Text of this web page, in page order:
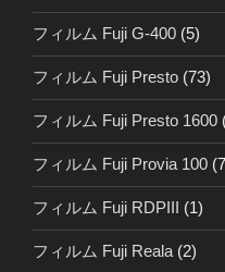
フィルム Fuji G-400 (5)
フィルム Fuji Presto (73)
フィルム Fuji Presto 1600
フィルム Fuji Provia 100
フィルム Fuji RDPIII (1)
フィルム Fuji Reala (2)